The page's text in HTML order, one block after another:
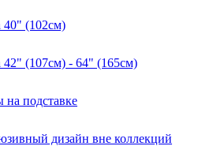
(102см)
(107см) - 64" (165см)
подставке
дизайн вне коллекций